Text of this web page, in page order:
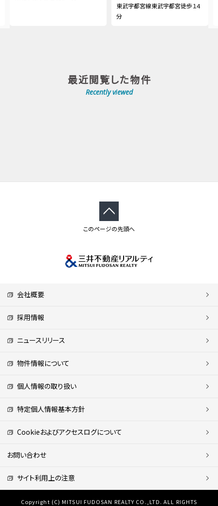
東武宇都宮線東武宇都宮徒歩１４
分
最近閲覧した物件
Recently viewed
このページの先頭へ
会社概要
採用情報
ニュースリリース
物件情報について
個人情報の取り扱い
特定個人情報基本方針
Cookieおよびアクセスログについて
お問い合わせ
サイト利用上の注意
Copyright (C) MITSUI FUDOSAN REALTY CO.,LTD. ALL RIGHTS